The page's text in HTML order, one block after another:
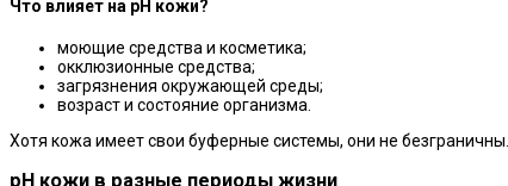
Что влияет на pH кожи?
моющие средства и косметика;
окклюзионные средства;
загрязнения окружающей среды;
возраст и состояние организма.
Хотя кожа имеет свои буферные системы, они не
pH кожи в разные периоды жизни